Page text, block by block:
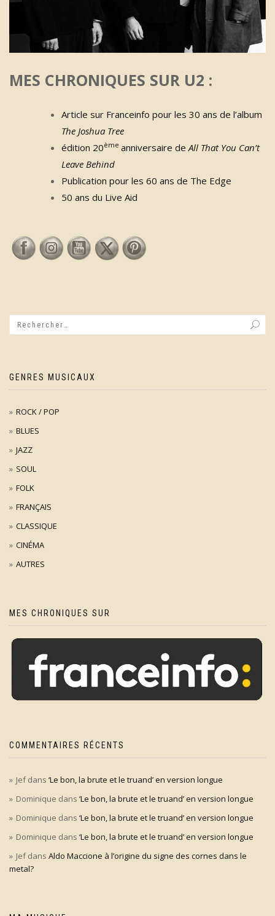
MES CHRONIQUES SUR U2 :
Article sur Franceinfo pour les 30 ans de l’album
The Joshua Tree
édition 20ème anniversaire deAll That You Can’t
Leave Behind
Publication pour les 60 ans de The Edge
50 ans du Live Aid
GENRES MUSICAUX
ROCK / POP
BLUES
JAZZ
SOUL
FOLK
FRANÇAIS
CLASSIQUE
CINÉMA
AUTRES
MES CHRONIQUES SUR
COMMENTAIRES RÉCENTS
Jefdans ‘Le bon, la brute et le truand’ en version longue
Dominique dans ‘Le bon, la brute et le truand’ en version longue
Dominique dans ‘Le bon, la brute et le truand’ en version longue
Dominique dans ‘Le bon, la brute et le truand’ en version longue
Jefdans Aldo Maccione à l’origine du signe des cornes dans le
metal?